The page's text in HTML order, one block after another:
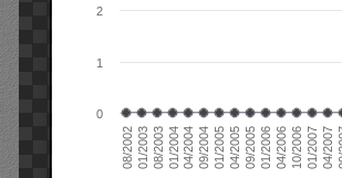
08/200201/200308/200301/200404/200409/200401/200504/200509/200501/200604/200610/200601/200704/2007
0
1
2